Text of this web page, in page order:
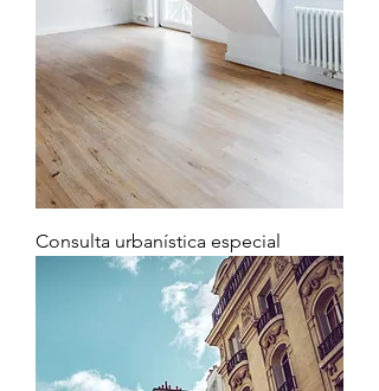
Consulta urbanística especial